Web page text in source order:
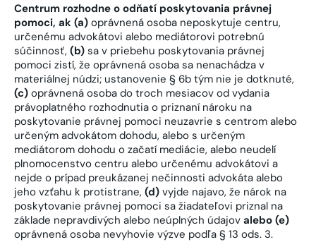
Centrum rozhodne o odňatí poskytovania právnej
pomoci, ak (a) oprávnená osoba neposkytuje centru,
určenému advokátovi alebo mediátorovi potrebnú
súčinnosť, (b) sa v priebehu poskytovania právnej
pomoci zistí, že oprávnená osoba sa nenachádza v
materiálnej núdzi; ustanovenie § 6b tým nie je dotknuté,
(c) oprávnená osoba do troch mesiacov od vydania
právoplatného rozhodnutia o priznaní nároku na
poskytovanie právnej pomoci neuzavrie s centrom alebo
určeným advokátom dohodu, alebo s určeným
mediátorom dohodu o začatí mediácie, alebo neudelí
plnomocenstvo centru alebo určenému advokátovi a
nejde o prípad preukázanej nečinnosti advokáta alebo
jeho vzťahu k protistrane, (d) vyjde najavo, že nárok na
poskytovanie právnej pomoci sa žiadateľovi priznal na
základe nepravdivých alebo neúplných údajov alebo (e)
oprávnená osoba nevyhovie výzve podľa § 13 ods. 3.